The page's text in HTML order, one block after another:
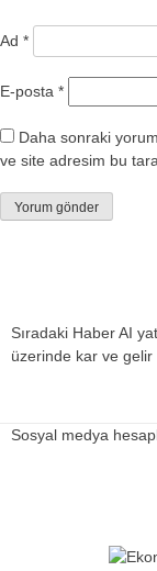
Ad *
E-posta *
Daha sonraki
ve site adresim bu
Sıradaki HaberAI
üzerinde kar ve gelir
Sosyal medya